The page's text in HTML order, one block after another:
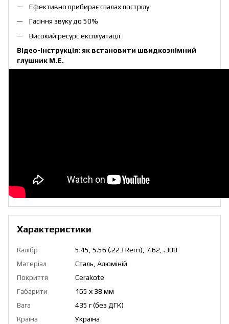
Ефективно прибирає спалах пострілу
Гасіння звуку до 50%
Високий ресурс експлуатації
Відео-інструкція: як встановити швидкознімний
глушник M.E.
Характеристики
Калібр
5.45, 5.56 (.223 Rem), 7.62, .308
Матеріал
Сталь, Алюміній
Покриття
Cerakote
Габарити
165 х 38 мм
Вага
435 г (без ДГК)
Країна
Україна